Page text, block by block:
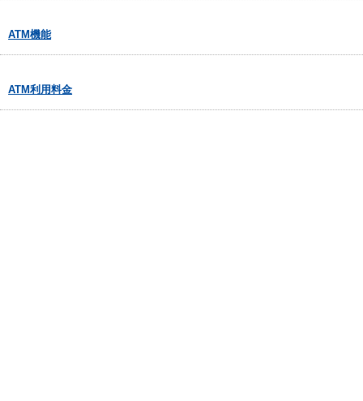
ATM機能
ATM利用料金